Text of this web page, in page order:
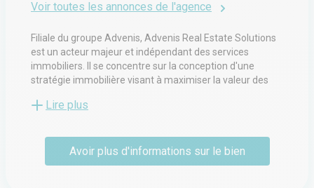
Voir toutes les annonces de l'agence
Filiale du groupe Advenis, Advenis Real Estate Solutions
est un acteur majeur et indépendant des services
immobiliers. Il se concentre sur la conception d'une
stratégie immobilière visant à maximiser la valeur des
immobilier d'un point de vue administratif, financier,
propriétaire ou d'un occupant ; et les transactions, la
location et la vente de locaux professionnels. Conseil en
investissement et arbitrage.
Lire plus
Avoir plus d'informations sur le bien